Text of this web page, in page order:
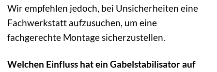
Wir empfehlen jedoch, bei Unsicherheiten eine
Fachwerkstatt aufzusuchen, um eine
fachgerechte Montage sicherzustellen.
Welchen Einfluss hat ein Gabelstabilisator auf